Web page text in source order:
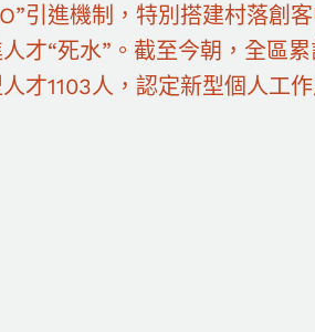
引進機制，特別搭建村落創
才“死水”。截至今朝，全區
才1103人，認定新型個人工